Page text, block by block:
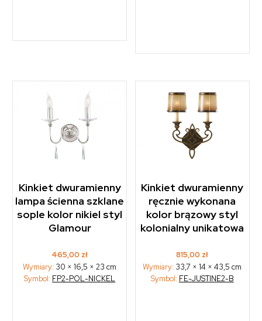
Kinkiet dwuramienny
lampa ścienna szklane
sople kolor nikiel styl
Glamour
465,00 zł
Wymiary: 30 × 16,5 × 23 cm
Symbol: FP2-POL-NICKEL
Kinkiet dwuramienny
ręcznie wykonana
kolor brązowy styl
kolonialny unikatowa
815,00 zł
Wymiary: 33,7 × 14 × 43,5 cm
Symbol: FE-JUSTINE2-B